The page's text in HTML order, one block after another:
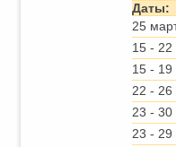
Даты:
25
15 - 22
15 - 19
22 - 26
23 - 30
23 - 29